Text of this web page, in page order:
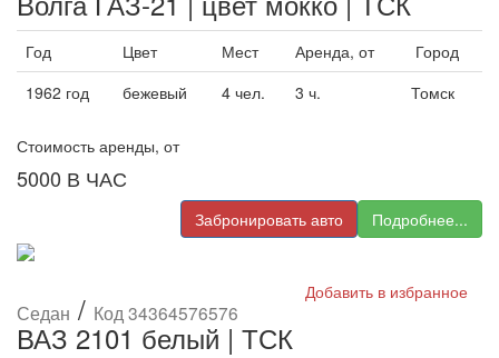
Год Цвет Мест Аренда, от
Город
1962 год
бежевый 4 чел. 3 ч. Томск
Стоимость аренды, от
5000 В ЧАС
Подробнее...
Забронировать авто
Добавить в избранное
Седан / Код 34364576576
ВАЗ 2101 белый | ТСК